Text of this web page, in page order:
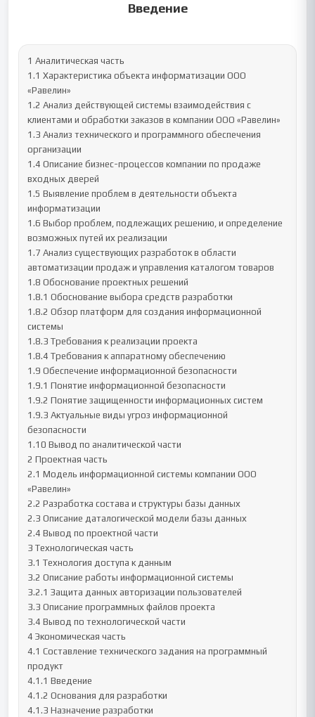
Введение
1 Аналитическая часть
1.1 Характеристика объекта информатизации ООО
«Равелин»
1.2 Анализ действующей системы взаимодействия с
клиентами и обработки заказов в компании ООО «Равелин»
1.3 Анализ технического и программного обеспечения
организации
1.4 Описание бизнес-процессов компании по продаже
входных дверей
1.5 Выявление проблем в деятельности объекта
информатизации
1.6 Выбор проблем, подлежащих решению, и определение
возможных путей их реализации
1.7 Анализ существующих разработок в области
автоматизации продаж и управления каталогом товаров
1.8 Обоснование проектных решений
1.8.1 Обоснование выбора средств разработки
1.8.2 Обзор платформ для создания информационной
системы
1.8.3 Требования к реализации проекта
1.8.4 Требования к аппаратному обеспечению
1.9 Обеспечение информационной безопасности
1.9.1 Понятие информационной безопасности
1.9.2 Понятие защищенности информационных систем
1.9.3 Актуальные виды угроз информационной
безопасности
1.10 Вывод по аналитической части
2 Проектная часть
2.1 Модель информационной системы компании ООО
«Равелин»
2.2 Разработка состава и структуры базы данных
2.3 Описание даталогической модели базы данных
2.4 Вывод по проектной части
3 Технологическая часть
3.1 Технология доступа к данным
3.2 Описание работы информационной системы
3.2.1 Защита данных авторизации пользователей
3.3 Описание программных файлов проекта
3.4 Вывод по технологической части
4 Экономическая часть
4.1 Составление технического задания на программный
продукт
4.1.1 Введение
4.1.2 Основания для разработки
4.1.3 Назначение разработки